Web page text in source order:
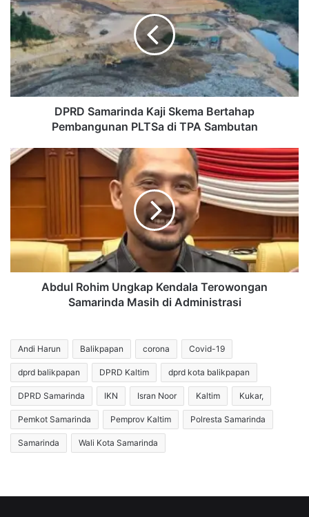
Kaji
Skema
Bertahap
Pembangunan
PLTSa
di
TPA
DPRD Samarinda Kaji Skema Bertahap
Pembangunan PLTSa di TPA Sambutan
Abdul
Rohim
Ungkap
Masih
di
Administrasi
Abdul Rohim Ungkap Kendala Terowongan
Samarinda Masih di Administrasi
Andi Harun Balikpapan corona Covid-19
dprd balikpapan DPRD Kaltim dprd kota balikpapan
DPRD Samarinda IKN Isran Noor Kaltim Kukar,
Pemkot Samarinda Pemprov Kaltim Polresta Samarinda
Samarinda Wali Kota Samarinda